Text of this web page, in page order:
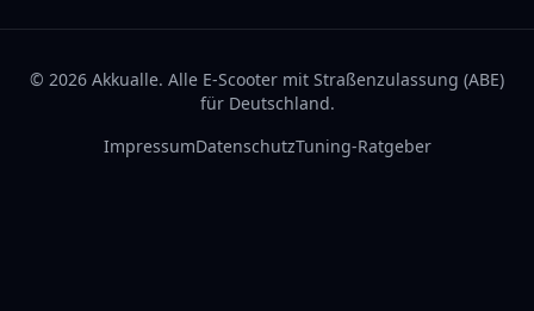
© 2026 Akkualle. Alle E-Scooter mit Straßenzulassung (ABE)
für Deutschland.
ImpressumDatenschutzTuning-Ratgeber